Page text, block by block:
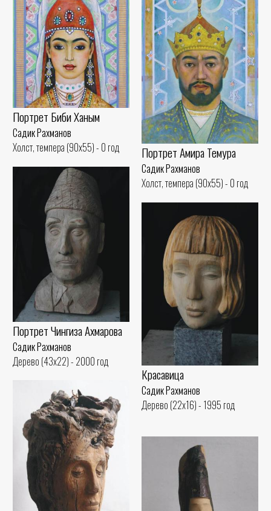
Портрет Биби Ханым
Садик Рахманов
Холст, темпера (90x55) - 0 год
Портрет Амира Темура
Садик Рахманов
Холст, темпера (90x55) - 0 год
Портрет Чингиза Ахмарова
Садик Рахманов
Дерево (43x22) - 2000 год
Красавица
Садик Рахманов
Дерево (22x16) - 1995 год